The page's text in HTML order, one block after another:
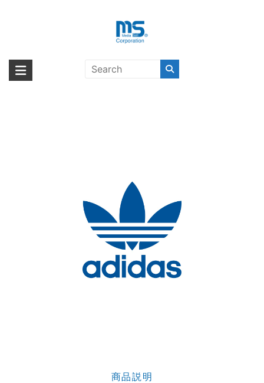
海外輸入ブランド商品｜株式会社
海外事業部が取り揃えている海外輸入商品には、日本では珍しい「海外ブ
ランド」をはじめ「ユニークな商品」「機能的な商品」「コストパフォー
Performance Folio Grip Case
商品説明